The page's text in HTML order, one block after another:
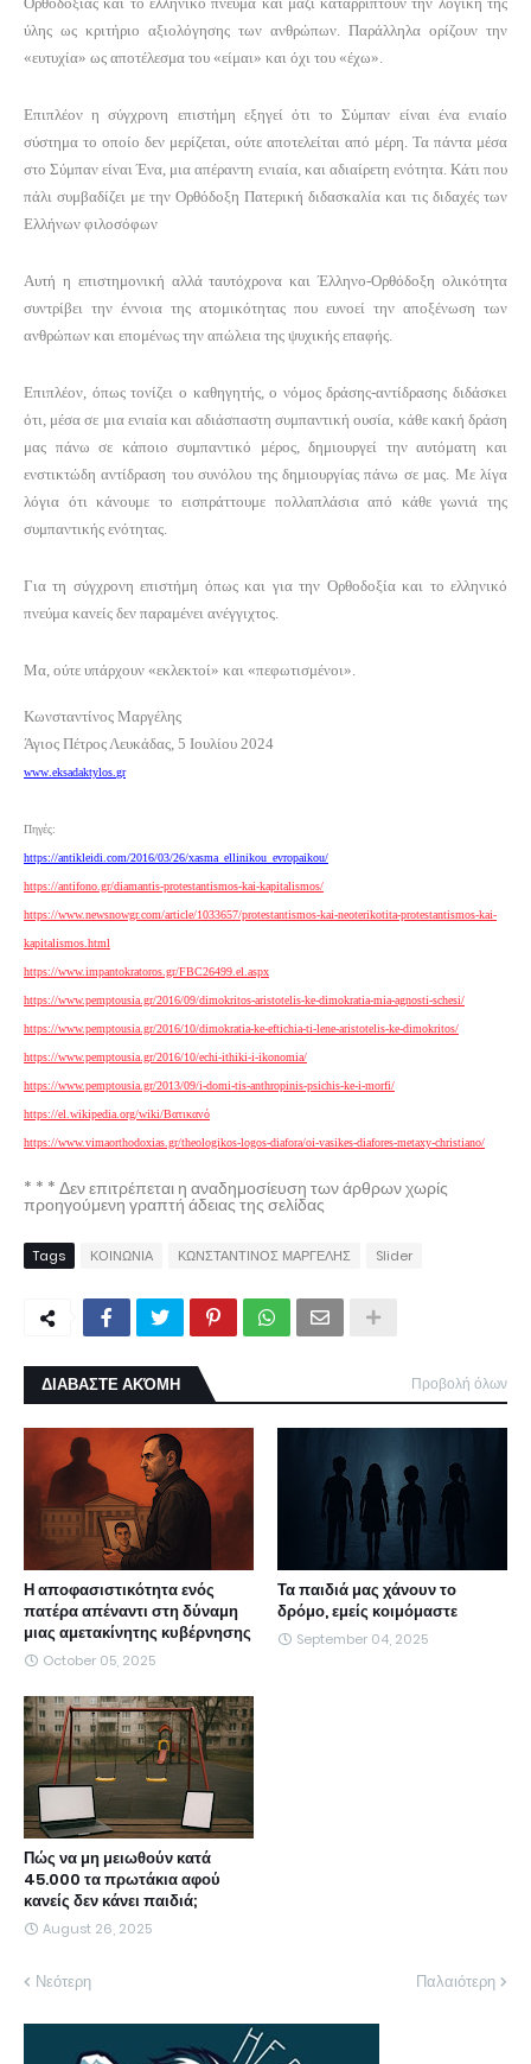
ύλης ως κριτήριο αξιολόγησης των ανθρώπων. Παράλληλα ορίζουν την
«ευτυχία» ως αποτέλεσμα του «είμαι» και όχι του «έχω».
Επιπλέον η σύγχρονη επιστήμη εξηγεί ότι το Σύμπαν είναι ένα ενιαίο
σύστημα το οποίο δεν μερίζεται, ούτε αποτελείται από μέρη. Τα πάντα μέσα
στο Σύμπαν είναι Ένα, μια απέραντη ενιαία, και αδιαίρετη ενότητα. Κάτι που
πάλι συμβαδίζει με την Ορθόδοξη Πατερική διδασκαλία και τις διδαχές των
Ελλήνων φιλοσόφων
Αυτή η επιστημονική αλλά ταυτόχρονα και Έλληνο-Ορθόδοξη ολικότητα
συντρίβει την έννοια της ατομικότητας που ευνοεί την αποξένωση των
ανθρώπων και επομένως την απώλεια της ψυχικής επαφής.
Επιπλέον, όπως τονίζει ο καθηγητής, ο νόμος δράσης-αντίδρασης διδάσκει
ότι, μέσα σε μια ενιαία και αδιάσπαστη συμπαντική ουσία, κάθε κακή δράση
μας πάνω σε κάποιο συμπαντικό μέρος, δημιουργεί την αυτόματη και
ενστικτώδη αντίδραση του συνόλου της δημιουργίας πάνω σε μας. Με λίγα
λόγια ότι κάνουμε το εισπράττουμε πολλαπλάσια από κάθε γωνιά της
συμπαντικής ενότητας.
Για τη σύγχρονη επιστήμη όπως και για την Ορθοδοξία και το ελληνικό
πνεύμα κανείς δεν παραμένει ανέγγιχτος.
Μα, ούτε υπάρχουν «εκλεκτοί» και «πεφωτισμένοι».
Κωνσταντίνος Μαργέλης
Άγιος Πέτρος Λευκάδας, 5 Ιουλίου 2024
www.eksadaktylos.gr
Πηγές:
https://antikleidi.com/2016/03/26/xasma_ ellinikou evropaikou/
https://antifono.gr/diamantis-protestantismos-kai-kapitalismos/
https://www.newsnowgr.com/article/1033657/protestantismos-kai-neoterikotita-protestantismos-kai-
kapitalismos.html
https://www.impantokratoros.gr/FBC26499.el.aspx
https://www.pemptousia.gr/2016/09/dimokritos-aristotelis-ke-dimokratia-mia-agnosti-schesi/
https://www.pemptousia.gr/2016/10/dimokratia-ke-eftichia-ti-lene-aristotelis-ke-dimokritos/
https://www.pemptousia.gr/2016/10/echi-ithiki-i-ikonomia/
https://www.pemptousia.gr/2013/09/i-domi-tis-anthropinis-psichis-ke-i-morfi/
https://el.wikipedia.org/wiki/Βατικανό
https://www.vimaorthodoxias.gr/theologikos-logos-diafora/oi-vasikes-diafores-metaxy-christiano/
* * * Δεν επιτρέπεται η αναδημοσίευση των άρθρων χωρίς
προηγούμενη γραπτή άδειας της σελίδας
Tags ΚΟΙΝΩΝΙΑ ΚΩΝΣΤΑΝΤΙΝΟΣ ΜΑΡΓΕΛΗΣ Slider
ΔΙΑΒΑΣΤΕ ΑΚΌΜΗ Προβολή όλων
Η αποφασιστικότητα ενός
πατέρα απέναντι στη δύναμη
μιας αμετακίνητης κυβέρνησης
October 05, 2025
Τα παιδιά μας χάνουν το
δρόμο, εμείς κοιμόμαστε
September 04, 2025
Πώς να μη μειωθούν κατά
45.000 τα πρωτάκια αφού
κανείς δεν κάνει παιδιά;
August 26, 2025
Νεότερη Παλαιότερη